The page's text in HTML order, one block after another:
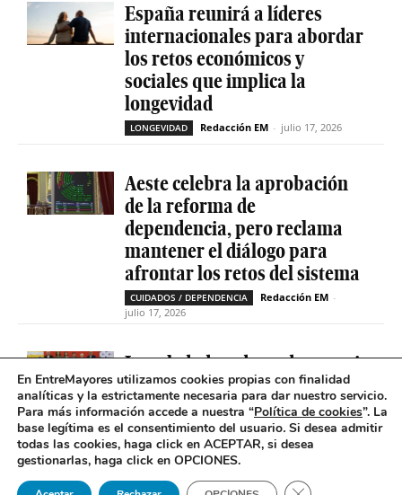
España reunirá a líderes
internacionales para abordar
los retos económicos y
sociales que implica la
longevidad
LONGEVIDAD Redacción EM - julio 17, 2026
Aeste celebra la aprobación
de la reforma de
dependencia, pero reclama
mantener el diálogo para
afrontar los retos del sistema
CUIDADOS / DEPENDENCIA Redacción EM -
julio 17, 2026
La soledad no deseada es casi
cinco veces superior entre
personas que tienen
problemas de salud mental
SOLEDAD NO DESEADA Redacción EM
En EntreMayores utilizamos cookies propias con finalidad
analíticas y la estrictamente necesaria para dar nuestro servicio.
Para más información accede a nuestra “Política de cookies”. La
base legítima es el consentimiento del usuario. Si desea admitir
todas las cookies, haga click en ACEPTAR, si desea
gestionarlas, haga click en OPCIONES.
Cerrar el banner